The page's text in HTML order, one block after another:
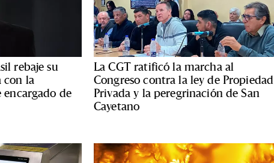
rebaje su
con la
de
La CGT ratificó la marcha al
Congreso contra la ley de Propiedad
Privada y la peregrinación de San
Cayetano